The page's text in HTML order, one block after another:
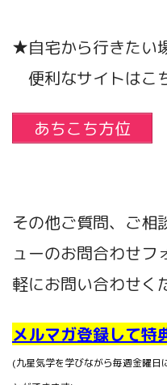
★自宅から行きたい
便利なサイトはこ
あちこち方位
その他ご質問、ご相
ューのお問合わせフ
軽にお問い合わせく
メルマガ登録して特
(九星気学を学びながら毎週金曜日